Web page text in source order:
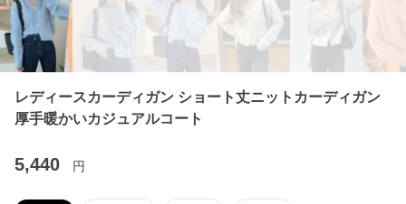
レディースカーディガン ショート丈ニットカーディガン
厚手暖かいカジュアルコート
5,440 円